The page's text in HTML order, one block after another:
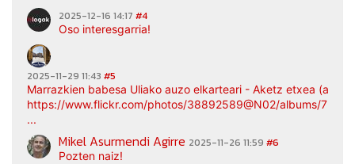
2025-12-16 14:17 #4
Oso interesgarria!
2025-11-29 11:43 #5
Marrazkien babesa Uliako auzo elkarteari - Aketz etxea
https://www.flickr.com/photos/38892589@N02/albums/
...
Mikel Asurmendi Agirre 2025-11-26 11:59 #6
Pozten naiz!